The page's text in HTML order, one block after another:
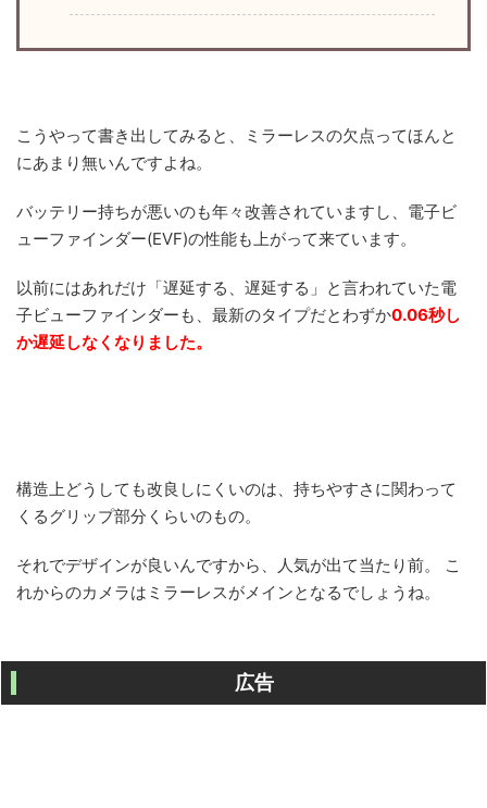
こうやって書き出してみると、ミラーレスの欠点ってほんと
にあまり無いんですよね。
バッテリー持ちが悪いのも年々改善されていますし、電子ビ
ューファインダー(EVF)の性能も上がって来ています。
以前にはあれだけ「遅延する、遅延する」と言われていた電
子ビューファインダーも、最新のタイプだとわずか0.06秒し
か遅延しなくなりました。
構造上どうしても改良しにくいのは、持ちやすさに関わって
くるグリップ部分くらいのもの。
それでデザインが良いんですから、人気が出て当たり前。 こ
れからのカメラはミラーレスがメインとなるでしょうね。
広告